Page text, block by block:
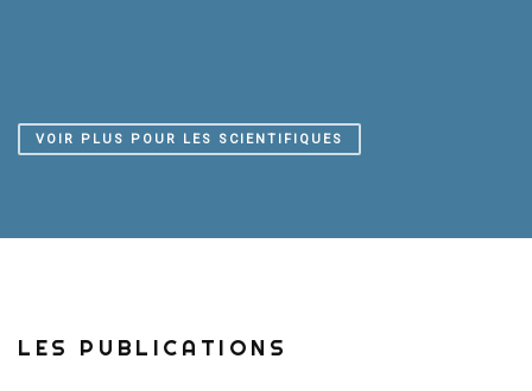
VOIR PLUS POUR LES SCIENTIFIQUES
LES PUBLICATIONS